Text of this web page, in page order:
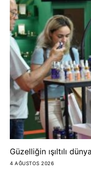
Güzelliğin ışıltılı
4 AĞUSTOS 2026